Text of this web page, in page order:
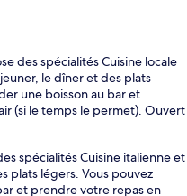
des spécialités Cuisine locale
le dîner et des plats
une boisson au bar et
(si le temps le permet). Ouvert
spécialités Cuisine italienne et
plats légers. Vous pouvez
et prendre votre repas en